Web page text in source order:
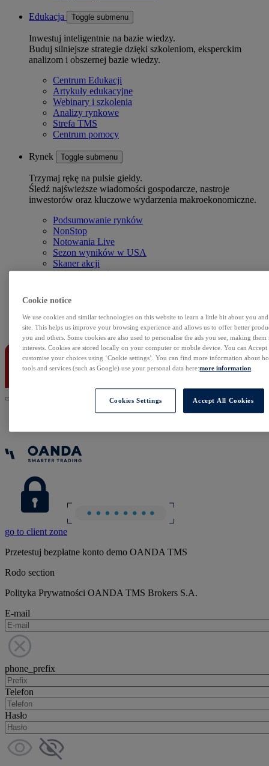
Edukacja Toggle submenu
Inwestuj inteligentnie na bazie wiedzy.
Buduj silniejsze strategie dzięki szkoleniom, eksperckim
analizom i obszernej bazie wiedzy.
Centrum Edukacji
Artykuły edukacyjne
Webinary i szkolenia
Analizy rynkowe
Strefa TMS
Centrum pomocy
Rynek Toggle submenu
Trzymaj rękę na pulsie giełdy.
Śledź najświeższe wiadomości gospodarcze, nastroje
inwestorów oraz kluczowe wydarzenia makroekonomiczne.
Podsumowanie rynków
NonStop
Notowania Live
Sezon wyników w USA
Skaner akcji
Kalendarz rynkowy
Sentyment Klientów
Rolowania
Kontakt
go to client zone
Przetestuj bezpłatne konto demo OANDA TMS
Rodo section
Polityka Prywatności OANDA TMS Brokers S.A.
E-mail
phone_prefix
Telefon
Hasło
Cookie notice
We use cookies and similar technologies on this website to learn a little bit about you
site. This helps us improve your browsing experience and allows us to offer better
you and others. Some cookies are also used to personalise the ads you see, making
interests. Cookies are stored locally on your computer or mobile device. You can
customise your choices using ‘Cookie settings’. You can find more information about
tools and services (such as Google) use your personal data here:more information
Cookies Settings Accept All Cookies